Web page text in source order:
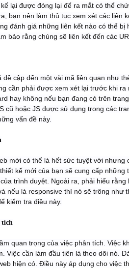
lại được đóng lại để ra mắt có thể
bạn nên làm thủ tục xem xét các liên
đánh giá những liên kết nào có thể
bảo rằng chúng sẽ liên kết đến các
đề cập đến một vài mã liên quan như
cần phải được xem xét lại trước khi
hay không nếu bạn đang có trên
cũ hoặc JS được sử dụng trong các
vấn đề này.
mới có thể là hết sức tuyệt vời
kế mới của bạn sẽ cung cấp
trình duyệt. Ngoài ra, phải hiểu
nếu là responsive thì nó sẽ trông như
kiểm tra điều này.
tích
quan trọng của việc phân tích. Việc
Việc cần làm đầu tiên là theo dõi nó.
hiện có. Điều này áp dụng cho việc